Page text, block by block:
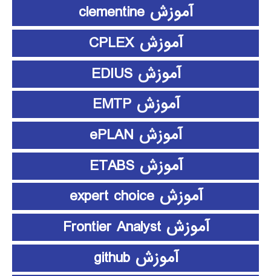
آموزش clementine
آموزش CPLEX
آموزش EDIUS
آموزش EMTP
آموزش ePLAN
آموزش ETABS
آموزش expert choice
آموزش Frontier Analyst
آموزش github